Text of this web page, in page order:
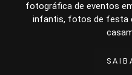
fotográfica de eventos
infantis, fotos de festa